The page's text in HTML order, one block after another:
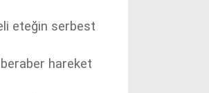
eteğin serbest
hareket